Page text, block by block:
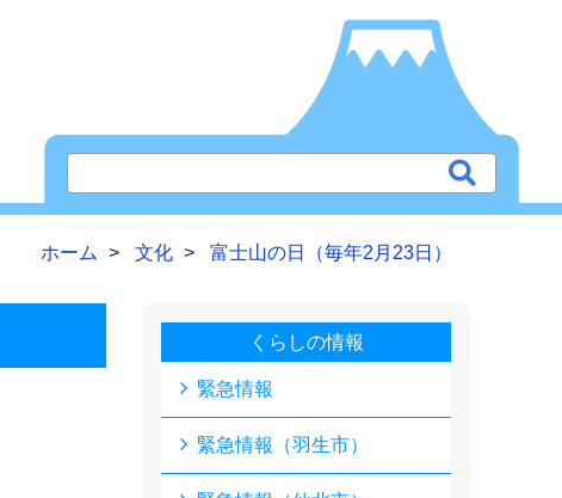
ホーム 文化 富士山の日（毎年2月23日）
くらしの情報
緊急情報
緊急情報（羽生市）